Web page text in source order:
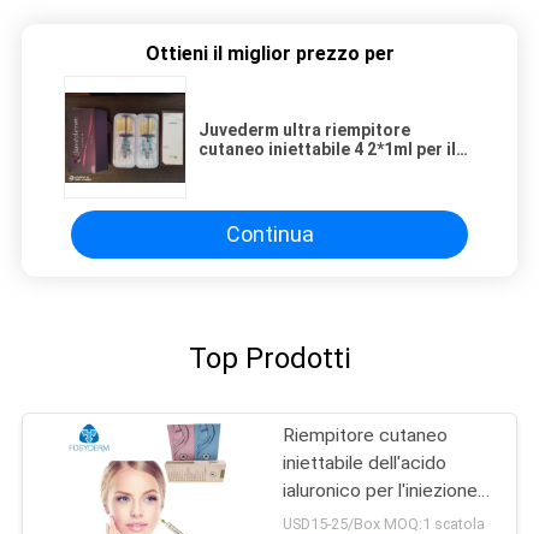
Ottieni il miglior prezzo per
Juvederm ultra riempitore
cutaneo iniettabile 4 2*1ml per il
Continua
Top Prodotti
Riempitore cutaneo
iniettabile dell'acido
ialuronico per l'iniezione
antinvecchiamento
USD15-25/Box MOQ:1 scatola